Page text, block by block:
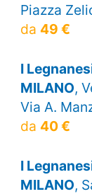
Piazza
da 49 €
I
MILANO,
Via A.
da 40 €
I
MILANO,